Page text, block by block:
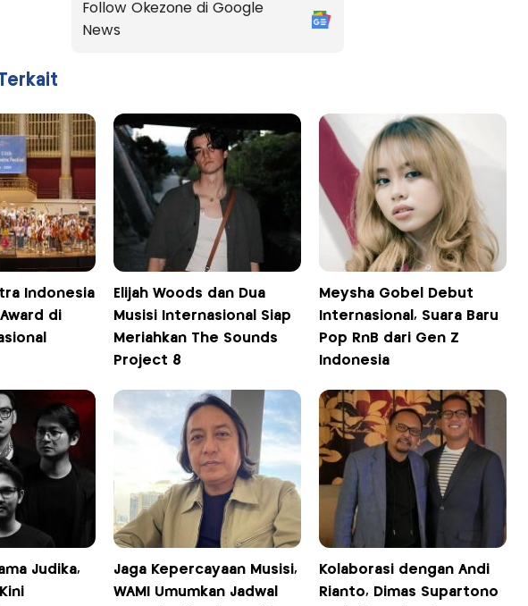
Follow Okezone di Google
News
Indonesia
di
Elijah Woods dan Dua
Musisi Internasional Siap
Meriahkan The Sounds
Project 8
Meysha Gobel Debut
Internasional, Suara Baru
Pop RnB dari Gen Z
Indonesia
Judika,
Jaga Kepercayaan Musisi,
WAMI Umumkan Jadwal
Kolaborasi dengan Andi
Rianto, Dimas Supartono